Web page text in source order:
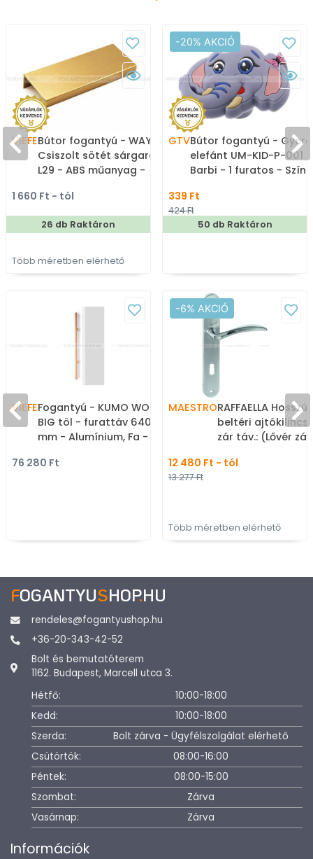
VIEFEBútor fogantyú - WAY II. -
Csiszolt sötét sárgaréz
L29 - ABS műanyag -
színes fém fogantyú
1 660 Ft - tól
26 db Raktáron
Több méretben elérhető
-20% AKCIÓ
GTVBútor fogantyú -
elefánt UM-KID-P-001
Barbi - 1 furatos -
állatos gyerekbútor
fogantyú
339 Ft
424 Ft
50 db Raktáron
VIEFEFogantyú - KUMO WOOD
BIG töl - furattáv 640
mm - Alumínium, Fa -
bútorfogantyú
76 280 Ft
-6% AKCIÓ
MAESTRORAFFAELLA
beltéri ajtókilincs
zár táv.: (Lővér
ötvözet -
12 480 Ft - tól
13 277 Ft
Több méretben elérhető
FOGANTYUSHOP.HU
rendeles@fogantyushop.hu
+36-20-343-42-52
Bolt és bemutatóterem
1162. Budapest, Marcell utca 3.
Hétfő:
10:00-18:00
Kedd:
10:00-18:00
Szerda:
Bolt zárva - Ügyfélszolgálat elérhető
Csütörtök:
08:00-16:00
Péntek:
08:00-15:00
Szombat:
Zárva
Vasárnap:
Zárva
Információk